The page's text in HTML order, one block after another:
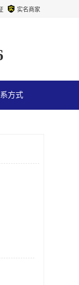
实名商家
方式